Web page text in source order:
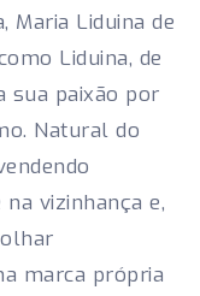
Maria Liduina de
Liduina, de
sua paixão por
Natural do
vizinhança e,
marca própria